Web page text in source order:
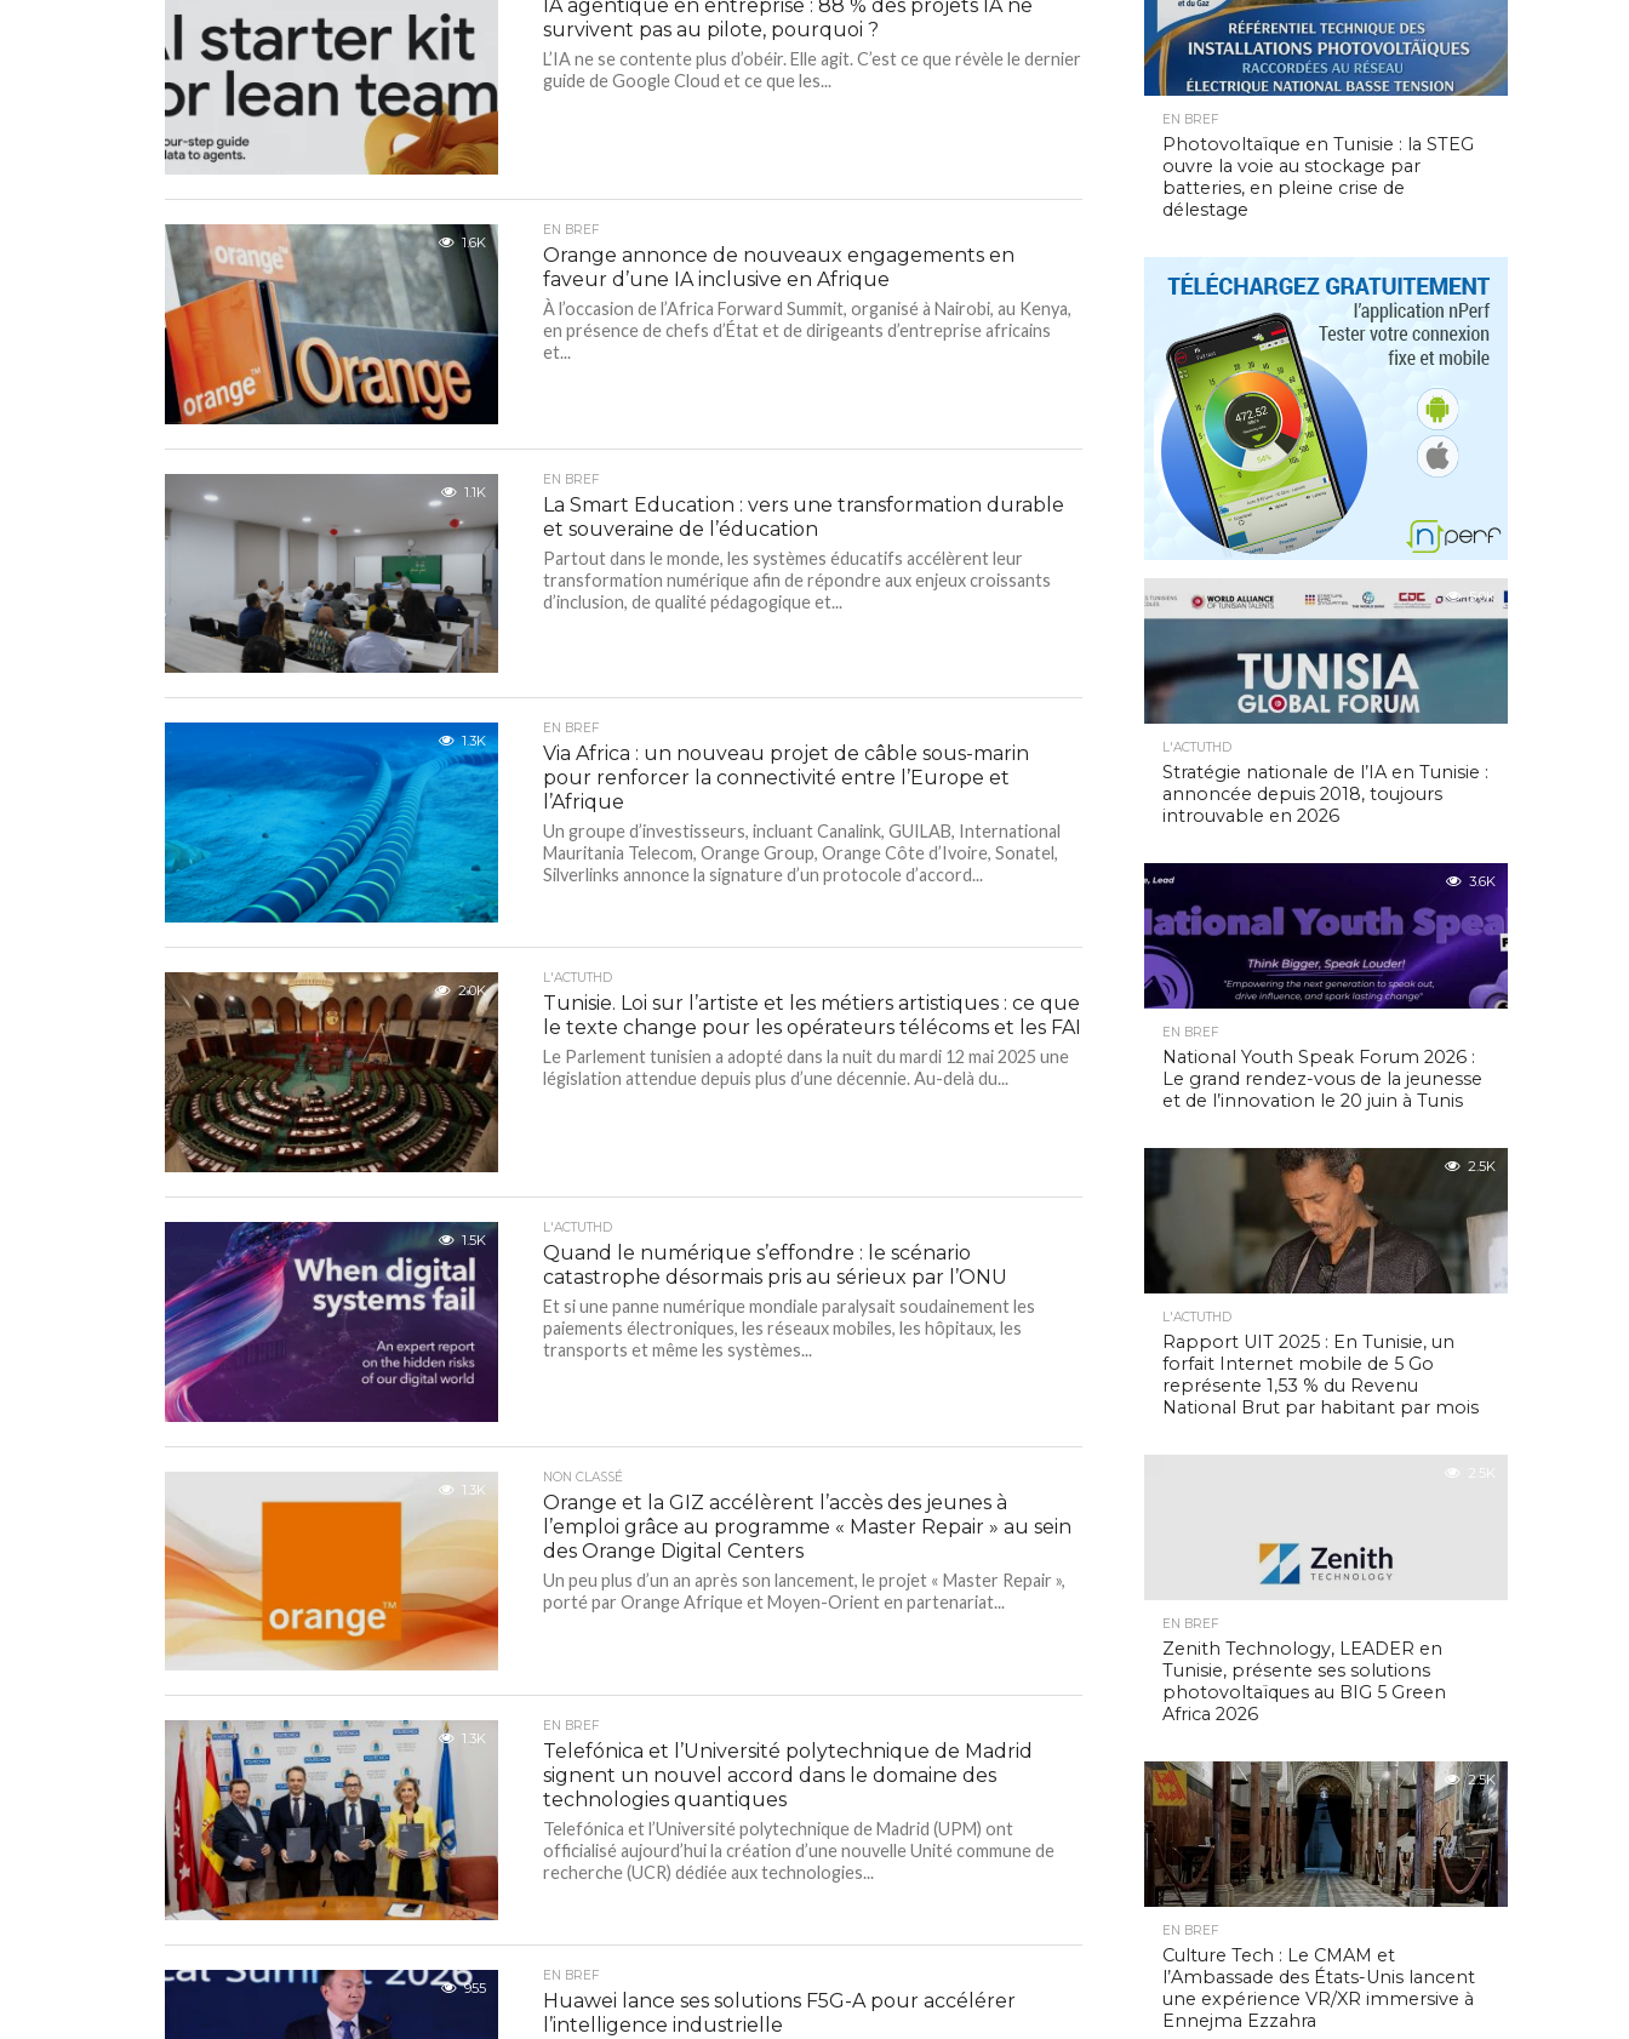
IA agentique en entreprise : 88 % des projets IA ne
survivent pas au pilote, pourquoi ?
L’IA ne se contente plus d’obéir. Elle agit. C’est ce que révèle le dernier
guide de Google Cloud et ce que les...
1.6K
EN BREF
Orange annonce de nouveaux engagements en
faveur d’une IA inclusive en Afrique
À l’occasion de l’Africa Forward Summit, organisé à Nairobi, au Kenya,
en présence de chefs d’État et de dirigeants d’entreprise africains
et...
1.1K
EN BREF
La Smart Education : vers une transformation durable
et souveraine de l’éducation
Partout dans le monde, les systèmes éducatifs accélèrent leur
transformation numérique afin de répondre aux enjeux croissants
d’inclusion, de qualité pédagogique et...
1.3K
EN BREF
Via Africa : un nouveau projet de câble sous-marin
pour renforcer la connectivité entre l’Europe et
l’Afrique
Un groupe d’investisseurs, incluant Canalink, GUILAB, International
Mauritania Telecom, Orange Group, Orange Côte d’Ivoire, Sonatel,
Silverlinks annonce la signature d’un protocole d’accord...
2.0K
L'ACTUTHD
Tunisie. Loi sur l’artiste et les métiers artistiques : ce que
le texte change pour les opérateurs télécoms et les FAI
Le Parlement tunisien a adopté dans la nuit du mardi 12 mai 2025 une
législation attendue depuis plus d’une décennie. Au-delà du...
1.5K
L'ACTUTHD
Quand le numérique s’effondre : le scénario
catastrophe désormais pris au sérieux par l’ONU
Et si une panne numérique mondiale paralysait soudainement les
paiements électroniques, les réseaux mobiles, les hôpitaux, les
transports et même les systèmes...
1.3K
NON CLASSÉ
Orange et la GIZ accélèrent l’accès des jeunes à
l’emploi grâce au programme « Master Repair » au sein
des Orange Digital Centers
Un peu plus d’un an après son lancement, le projet « Master Repair »,
porté par Orange Afrique et Moyen-Orient en partenariat...
1.3K
EN BREF
Telefónica et l’Université polytechnique de Madrid
signent un nouvel accord dans le domaine des
technologies quantiques
Telefónica et l’Université polytechnique de Madrid (UPM) ont
officialisé aujourd’hui la création d’une nouvelle Unité commune de
recherche (UCR) dédiée aux technologies...
955
EN BREF
Huawei lance ses solutions F5G-A pour accélérer
l’intelligence industrielle
EN BREF
Photovoltaïque en Tunisie : la STEG
ouvre la voie au stockage par
batteries, en pleine crise de
délestage
5.0K
L'ACTUTHD
Stratégie nationale de l’IA en Tunisie :
annoncée depuis 2018, toujours
introuvable en 2026
3.6K
EN BREF
National Youth Speak Forum 2026 :
Le grand rendez-vous de la jeunesse
et de l’innovation le 20 juin à Tunis
2.5K
L'ACTUTHD
Rapport UIT 2025 : En Tunisie, un
forfait Internet mobile de 5 Go
représente 1,53 % du Revenu
National Brut par habitant par mois
2.5K
EN BREF
Zenith Technology, LEADER en
Tunisie, présente ses solutions
photovoltaïques au BIG 5 Green
Africa 2026
2.5K
EN BREF
Culture Tech : Le CMAM et
l’Ambassade des États-Unis lancent
une expérience VR/XR immersive à
Ennejma Ezzahra